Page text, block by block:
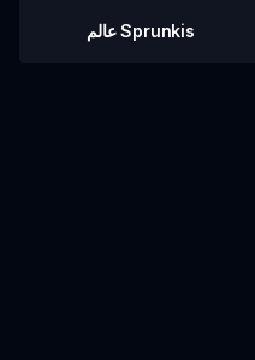
عالم Sprunkis